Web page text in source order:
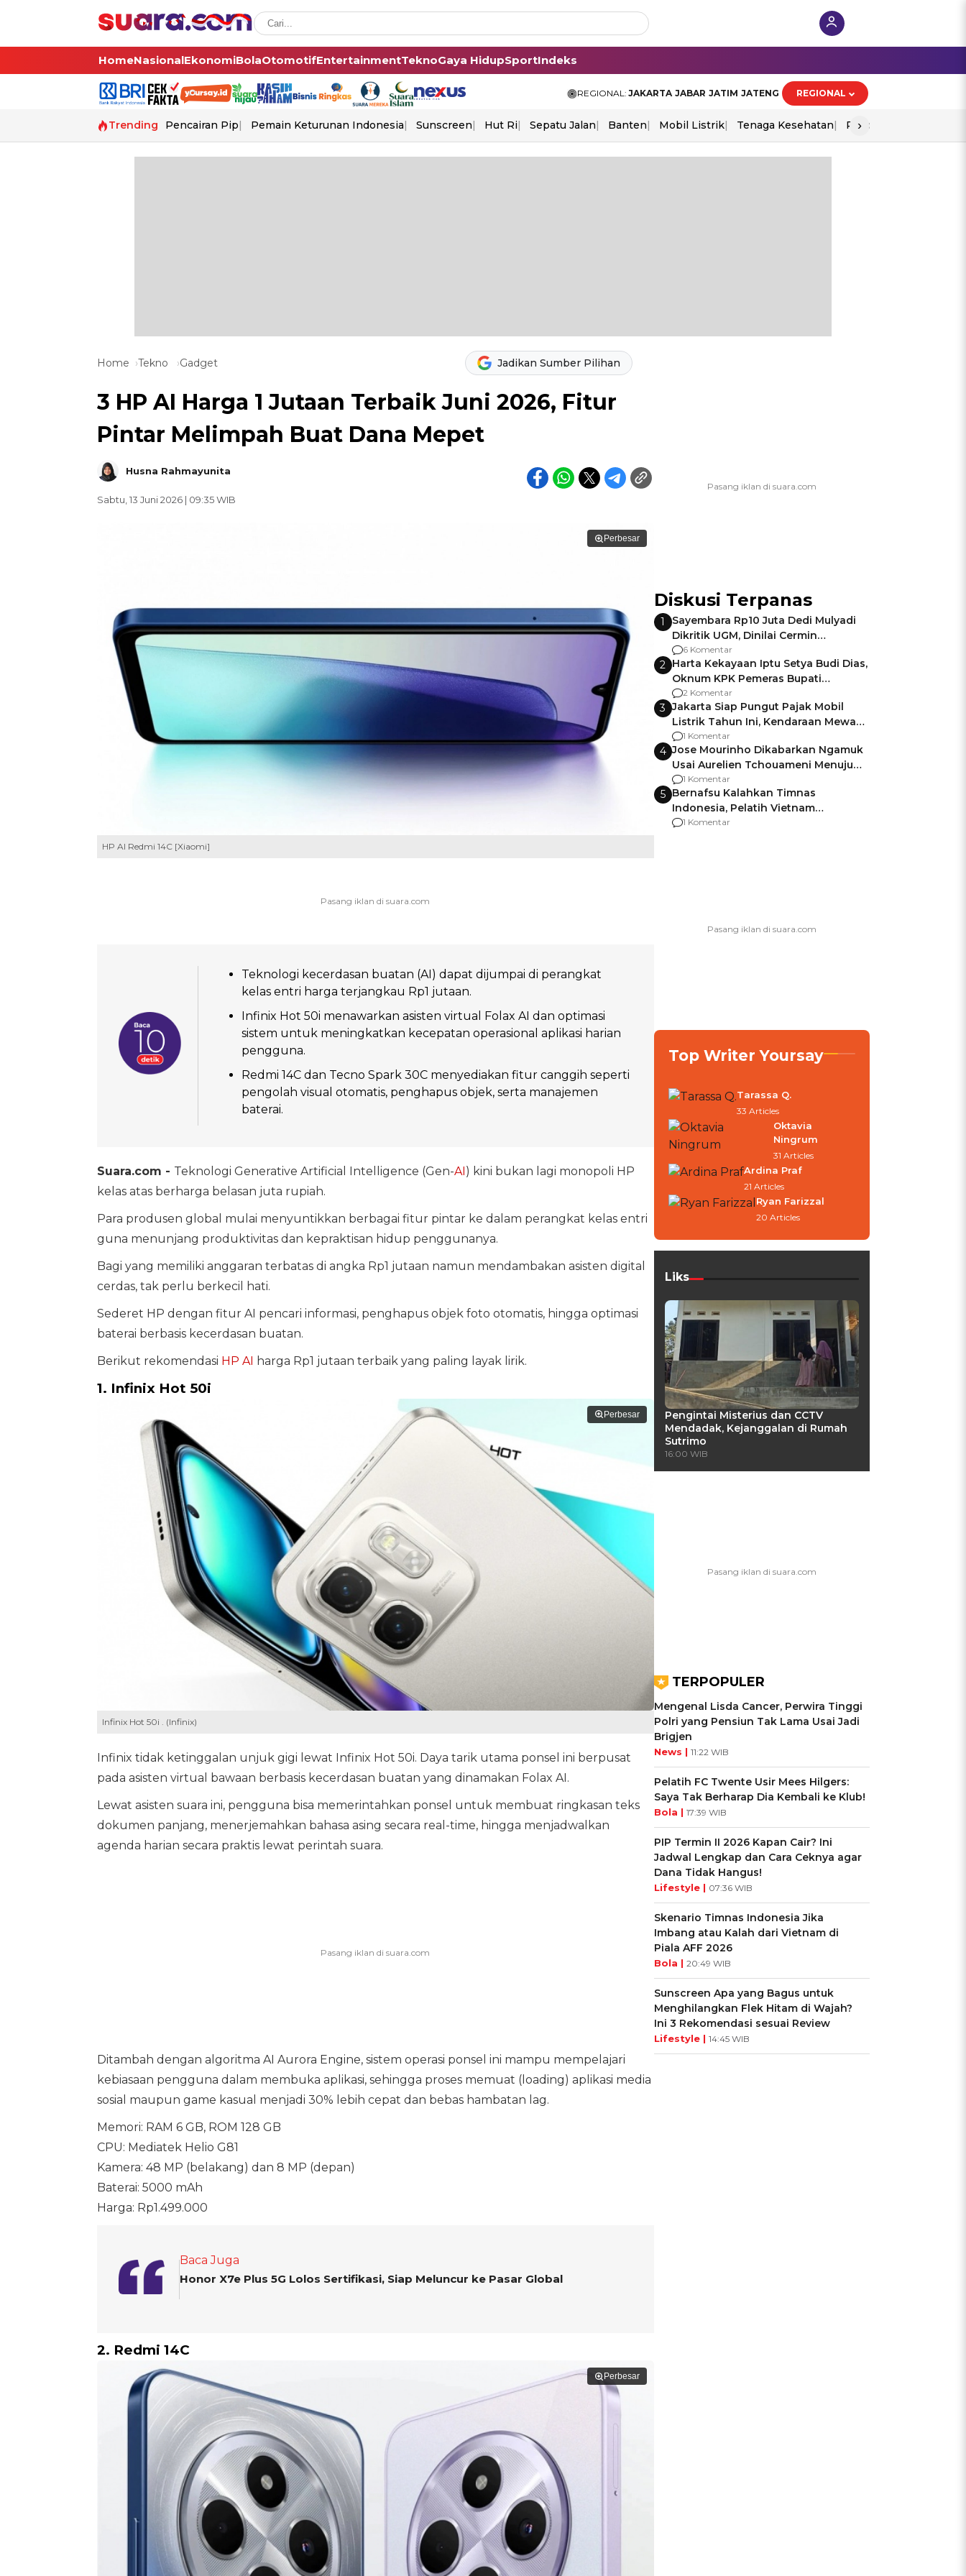
HomeNasionalEkonomiBolaOtomotifEntertainmentTeknoGaya HidupSportIndeks
REGIONAL: JAKARTA JABAR JATIM JATENG REGIONAL
Trending Pencairan Pip Pemain Keturunan Indonesia Sunscreen Hut Ri Sepatu Jalan Banten Mobil Listrik Tenaga Kesehatan Piala Aff 2026
›
Home Tekno Gadget Jadikan Sumber Pilihan
3 HP AI Harga 1 Jutaan Terbaik Juni 2026, Fitur
Pintar Melimpah Buat Dana Mepet
Husna Rahmayunita
Sabtu, 13 Juni 2026 | 09:35 WIB
Perbesar
HP AI Redmi 14C [Xiaomi]
Teknologi kecerdasan buatan (AI) dapat dijumpai di perangkat
kelas entri harga terjangkau Rp1 jutaan.
Infinix Hot 50i menawarkan asisten virtual Folax AI dan optimasi
sistem untuk meningkatkan kecepatan operasional aplikasi harian
pengguna.
Redmi 14C dan Tecno Spark 30C menyediakan fitur canggih seperti
pengolah visual otomatis, penghapus objek, serta manajemen
baterai.
Suara.com - Teknologi Generative Artificial Intelligence (Gen-AI) kini bukan lagi monopoli HP
kelas atas berharga belasan juta rupiah.
Para produsen global mulai menyuntikkan berbagai fitur pintar ke dalam perangkat kelas entri
guna menunjang produktivitas dan kepraktisan hidup penggunanya.
Bagi yang memiliki anggaran terbatas di angka Rp1 jutaan namun mendambakan asisten digital
cerdas, tak perlu berkecil hati.
Sederet HP dengan fitur AI pencari informasi, penghapus objek foto otomatis, hingga optimasi
baterai berbasis kecerdasan buatan.
Berikut rekomendasi HP AI harga Rp1 jutaan terbaik yang paling layak lirik.
1. Infinix Hot 50i
Perbesar
Infinix Hot 50i . (Infinix)
Infinix tidak ketinggalan unjuk gigi lewat Infinix Hot 50i. Daya tarik utama ponsel ini berpusat
pada asisten virtual bawaan berbasis kecerdasan buatan yang dinamakan Folax AI.
Lewat asisten suara ini, pengguna bisa memerintahkan ponsel untuk membuat ringkasan teks
dokumen panjang, menerjemahkan bahasa asing secara real-time, hingga menjadwalkan
agenda harian secara praktis lewat perintah suara.
Ditambah dengan algoritma AI Aurora Engine, sistem operasi ponsel ini mampu mempelajari
kebiasaan pengguna dalam membuka aplikasi, sehingga proses memuat (loading) aplikasi media
sosial maupun game kasual menjadi 30% lebih cepat dan bebas hambatan lag.
Memori: RAM 6 GB, ROM 128 GB
CPU: Mediatek Helio G81
Kamera: 48 MP (belakang) dan 8 MP (depan)
Baterai: 5000 mAh
Harga: Rp1.499.000
Baca Juga
Honor X7e Plus 5G Lolos Sertifikasi, Siap Meluncur ke Pasar Global
2. Redmi 14C
Perbesar
Diskusi Terpanas
1
Sayembara Rp10 Juta Dedi Mulyadi
Dikritik UGM, Dinilai Cermin
Gagalnya Negara Jamin Keamanan
6 Komentar
2 Harta Kekayaan Iptu Setya Budi Dias,
Oknum KPK Pemeras Bupati
Pemalang
2 Komentar
3 Jakarta Siap Pungut Pajak Mobil
Listrik Tahun Ini, Kendaraan Mewah
Kena hingga 75% PKB
1 Komentar
4 Jose Mourinho Dikabarkan Ngamuk
Usai Aurelien Tchouameni Menuju
Manchester United
1 Komentar
5 Bernafsu Kalahkan Timnas
Indonesia, Pelatih Vietnam
Berencana Pakai Jimat di Pakansari
1 Komentar
Top Writer Yoursay
Tarassa Q.
33 Articles
Oktavia
Ningrum
31 Articles
Ardina Praf
21 Articles
Ryan Farizzal
20 Articles
Liks
Pengintai Misterius dan CCTV
Mendadak, Kejanggalan di Rumah
Sutrimo
16:00 WIB
TERPOPULER
Mengenal Lisda Cancer, Perwira Tinggi
Polri yang Pensiun Tak Lama Usai Jadi
Brigjen
News | 11:22 WIB
Pelatih FC Twente Usir Mees Hilgers:
Saya Tak Berharap Dia Kembali ke Klub!
Bola | 17:39 WIB
PIP Termin II 2026 Kapan Cair? Ini
Jadwal Lengkap dan Cara Ceknya agar
Dana Tidak Hangus!
Lifestyle | 07:36 WIB
Skenario Timnas Indonesia Jika
Imbang atau Kalah dari Vietnam di
Piala AFF 2026
Bola | 20:49 WIB
Sunscreen Apa yang Bagus untuk
Menghilangkan Flek Hitam di Wajah?
Ini 3 Rekomendasi sesuai Review
Lifestyle | 14:45 WIB